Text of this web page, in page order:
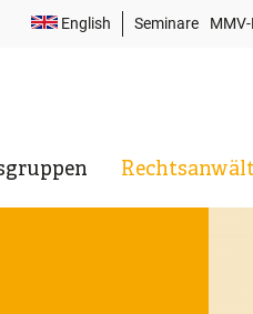
English
Top
Seminare